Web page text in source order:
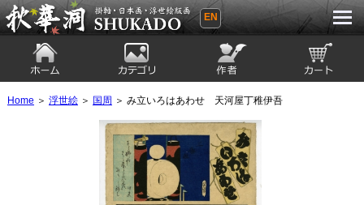
秋華洞 SHUKADO 掛軸・日本画・浮世
EN
Home ＞ 浮世絵＞ 国周 ＞ み立いろはあわせ 天河屋丁稚伊吾